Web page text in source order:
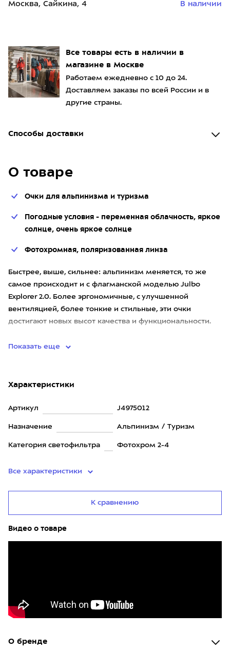
Все товары есть в наличии в
магазине в Москве
Работаем ежедневно с 10 до 24.
Доставляем заказы по всей России и в
другие страны.
Способы доставки
О товаре
Очки для альпинизма и туризма
Погодные условия - переменная облачность, яркое
солнце, очень яркое солнце
Фотохромная, поляризованная линза
Быстрее, выше, сильнее: альпинизм меняется, то же
самое происходит и с флагманской моделью Julbo
Explorer 2.0. Более эргономичные, с улучшенной
вентиляцией, более тонкие и стильные, эти очки
достигают новых высот качества и функциональности.
Показать еще
Характеристики
Артикул J4975012
Назначение Альпинизм / Туризм
Категория светофильтра Фотохром 2-4
Все характеристики
К сравнению
Видео о товаре
О бренде
Москва, Сайкина, 4 В наличии